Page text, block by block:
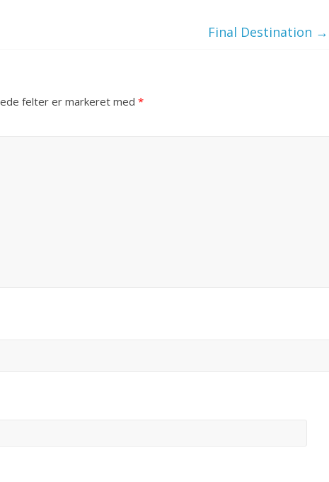
Final Destination →
felter er markeret med *